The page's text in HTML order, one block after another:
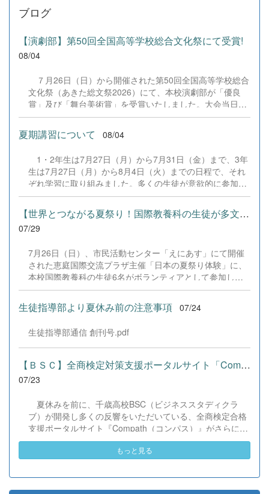
ブログ
【演劇部】第50回全国高等学校総合文化祭にて受賞!
08/04
７月26日（日）から開催された第50回全国高等学校総合
文化祭（あきた総文祭2026）にて、本校演劇部が「優良
賞」及び「舞台美術賞」を受賞いたしました。大会当日
は、本校の部員たちもこれまで積み重ねてきた練習の成果
を存分に発揮し、堂々と舞台に立ちました。緊張感のある
全国の舞台において、一人一人が役割を果たし、心を込め
の全国大会出場にあたり、多大なるご支援・ご協力をいた
だきました企業の皆様、ならびに心温まるご寄付や温かい
ご声援を寄せてくださった地域の皆様方に、心より感謝申
し上げます。皆様からの温かいご支援が部員たちの大きな
励みとなり、全国の舞台で最高のパフォーマンスと演技を
届けることができました。今回の経験を糧に、さらに表現
力に磨きをかけ、今後も活動してまいります。引き続き、
本校演劇部への変わらぬご声援をよろしくお願いいたしま
す。 &nbsp;
夏期講習について 08/04
1・2年生は7月27日（月）から7月31日（金）まで、3年
生は7月27日（月）から8月4日（火）までの日程で、それ
ぞれ学習に取り組みました。多くの生徒が意欲的に参加
し、これまでの学習内容の復習や発展的な内容、受験に向
けた学習などに真剣に取り組む姿が見られました。夏期講
習で身に付けた学習習慣や知識を、今後の学校生活や学習
に生かし、一人一人がさらなる成長につなげてくれること
【世界とつながる夏祭り！国際教養科の生徒が多文化共生ボランテ...
07/29
7月26日（日）、市民活動センター「えにあす」にて開催
された恵庭国際交流プラザ主催「日本の夏祭り体験」に、
本校国際教養科の生徒6名がボランティアとして参加しま
した！ 会場にはウクライナ、ネパール、アフガニスタンな
ど多国籍な参加者が集まり、ヨーヨー釣りや綿あめ、盆踊
りなどを満喫。浴衣姿でイベントを彩った1年生や、経験
葉や国境を超えて笑顔で交流を深めました。 主催者の方か
らは、「国籍や年齢を問わず笑顔で寄り添い、自分で考え
て動く姿が素晴らしい。異文化理解のマインドが自然と身
についている」と、賞賛の声をいただきました！ 教室の中
だけでなく、地域や世界という広いフィールドで本領を発
姿に、誇らしさでいっぱいです。 教養科生、どんどん外へ
飛び出そう！ その温かい心と行動力を磨き、世界を笑顔に
する魅力的な人材へ成長していく皆さんを応援していま
す！
生徒指導部より夏休み前の注意事項 07/24
生徒指導部通信 創刊号.pdf
【ＢＳＣ】全商検定対策支援ポータルサイト「Compath（コンパス）...
07/23
夏休みを前に、千歳高校BSC（ビジネススタディクラ
ブ）が開発し多くの反響をいただいている、全商検定合格
支援ポータルサイト『Compath（コンパス）』がさらにバ
ージョンアップいたしました。 今回もユーザーの皆様か
らいただいたアンケートのご意見をもとに、BSC部員のプ
の実装までを行いました。今回のアップデートでは、ビジ
ネス計算・簿記・ビジネス文書・情報処理・商業経済・財
もっと見る